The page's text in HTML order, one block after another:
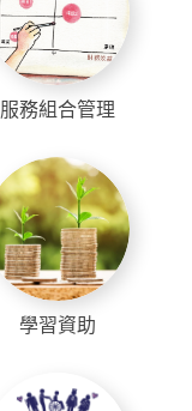
服務組合管理
學習資助